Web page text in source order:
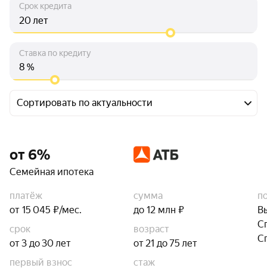
Срок кредита
лет
Ставка по кредиту
%
Сортировать по актуальности
от 6%
Семейная ипотека
платёж
от 15 045 ₽/мес.
сумма
до 12 млн ₽
срок
от 3 до 30 лет
возраст
от 21 до 75 лет
первый взнос
стаж